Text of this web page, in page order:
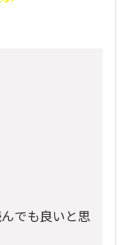
でも良いと思